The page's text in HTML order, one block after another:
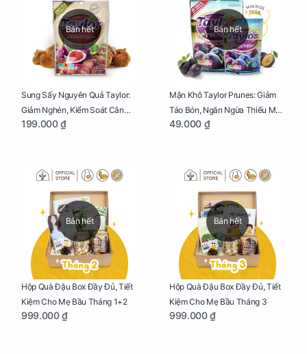
Bán hết
Sung Sấy Nguyên Quả Taylor:
Giảm Nghén, Kiểm Soát Cân
Nặng Cho Mẹ Bầu Túi 190g
199.000 ₫
Bán hết
Mận Khô Taylor Prunes: Giảm
Táo Bón, Ngăn Ngừa Thiếu Máu
Cho Mẹ Bầu Túi 50g
49.000 ₫
Bán hết
Hộp Quà Đậu Box Đầy Đủ, Tiết
Kiệm Cho Mẹ Bầu Tháng 1+2
999.000 ₫
Bán hết
Hộp Quà Đậu Box Đầy Đủ, Tiết
Kiệm Cho Mẹ Bầu Tháng 3
999.000 ₫